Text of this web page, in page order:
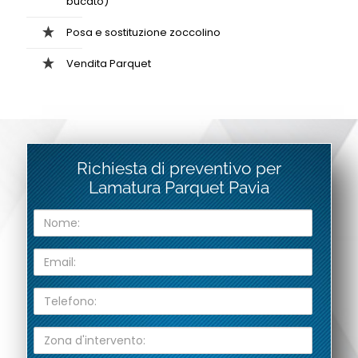
Posa e sostituzione zoccolino
Vendita Parquet
Richiesta di preventivo per
Lamatura Parquet Pavia
m
:
a
l
:l